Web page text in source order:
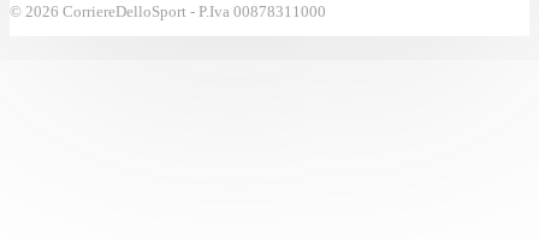
© 2026 CorriereDelloSport - P.Iva 00878311000